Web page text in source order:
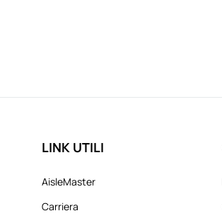
LINK UTILI
AisleMaster
Carriera